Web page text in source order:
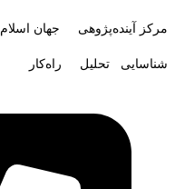
مرکز آینده‌پژوهی جهان اسلام
شناسایی تحلیل راه‌کار